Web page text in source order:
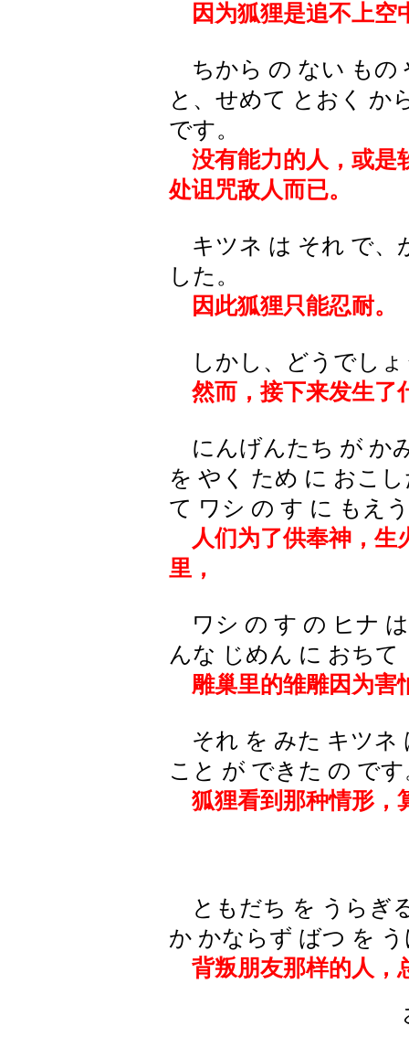
因为狐狸是追不上空
ちから の ない もの
と、せめて とおく か
です。
没有能力的人，或是
处诅咒敌人而已。
キツネ は それ で、
した。
因此狐狸只能忍耐。
しかし、どうでしょ
然而，接下来发生了
にんげんたち が か
を やく ため に おこ
て ワシ の す に もえ
人们为了供奉神，生
里，
ワシ の す の ヒナ
んな じめん に おちて
雕巢里的雏雕因为害
それ を みた キツネ
こと が できた の です
狐狸看到那种情形，
ともだち を うらぎ
か かならず ばつ を
背叛朋友那样的人，